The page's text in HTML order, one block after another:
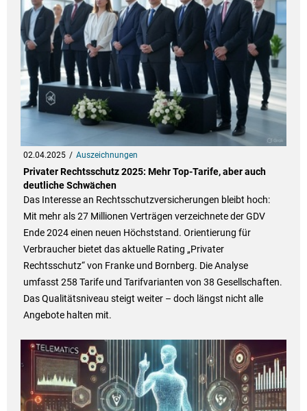
02.04.2025 Auszeichnungen
Privater Rechtsschutz 2025: Mehr Top-Tarife, aber auch
deutliche Schwächen
Das Interesse an Rechtsschutzversicherungen bleibt hoch:
Mit mehr als 27 Millionen Verträgen verzeichnete der GDV
Ende 2024 einen neuen Höchststand. Orientierung für
Verbraucher bietet das aktuelle Rating „Privater
Rechtsschutz“ von Franke und Bornberg. Die Analyse
umfasst 258 Tarife und Tarifvarianten von 38 Gesellschaften.
Das Qualitätsniveau steigt weiter – doch längst nicht alle
Angebote halten mit.